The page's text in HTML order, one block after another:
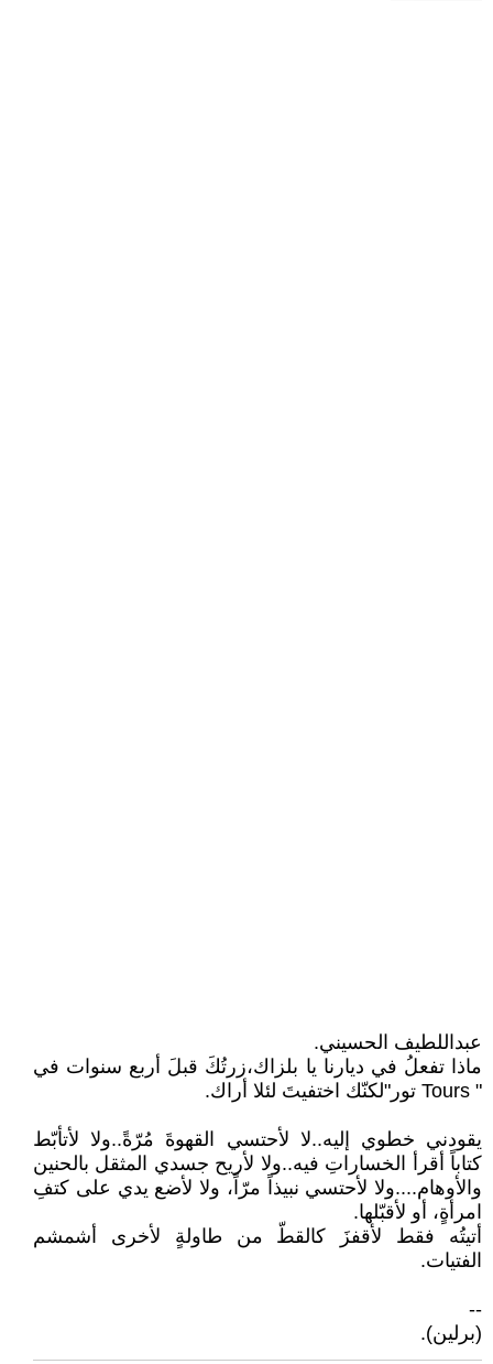
عبداللطيف الحسيني.
ماذا تفعلُ في ديارنا يا بلزاك،زرتُكَ قبلَ أربع سنوات في
" Tours تور"لكنّك اختفيتَ لئلا أراك.
يقودني خطوي إليه..لا ﻷحتسي القهوةَ مُرّةً..ولا ﻷتأبّط
كتاباً أقرأ الخساراتِ فيه..ولا ﻷريح جسدي المثقل بالحنين
والأوهام....ولا ﻷحتسي نبيذاً مرّاً، ولا ﻷضع يدي على كتفِ
امرأةٍ، أو ﻷقبّلها.
أتيتُه فقط ﻷقفزَ كالقطّ من طاولةٍ ﻷخرى أشمشم
الفتيات.
--